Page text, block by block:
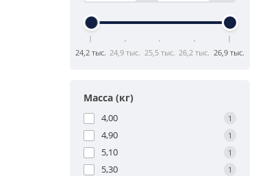
24,2 тыс. 24,9 тыс. 25,5 тыс. 26,2 тыс. 26,9 тыс.
Масса (кг)
4,00 1
4,90 1
5,10 1
5,30 1